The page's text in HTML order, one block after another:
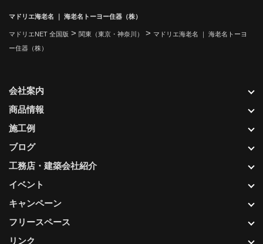
マドリエ海老名 ｜ 海老名トーヨー住器（株）
マドリエNET 全国版 > 関東（東京・神奈川） > マドリエ海老名 ｜ 海老名トーヨ
ー住器（株）
会社案内
商品情報
施工例
ブログ
工務店・建築会社紹介
イベント
キャンペーン
フリースペース
リンク